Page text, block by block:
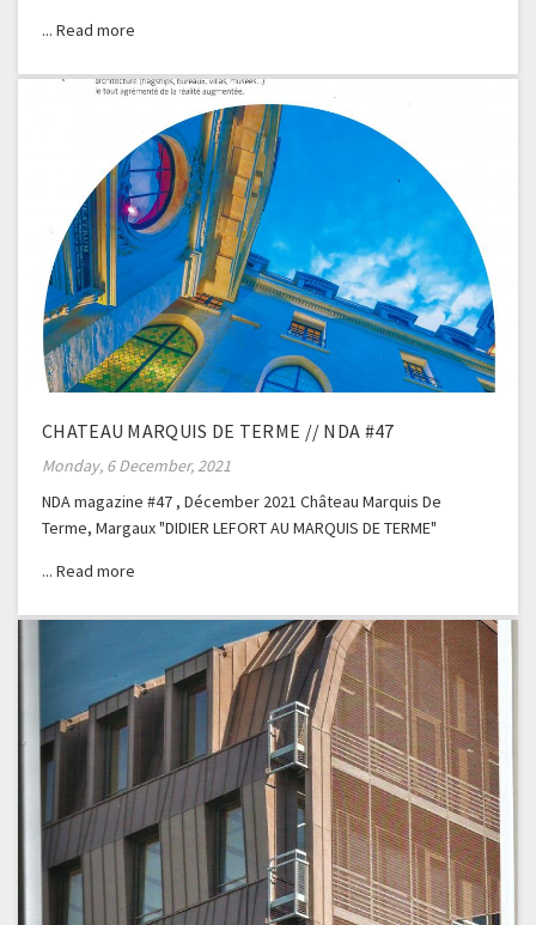
CHATEAU MARQUIS DE TERME // NDA #47
Monday, 6 December, 2021
NDA magazine #47 , Décember 2021 Château Marquis De
Terme, Margaux "DIDIER LEFORT AU MARQUIS DE TERME"